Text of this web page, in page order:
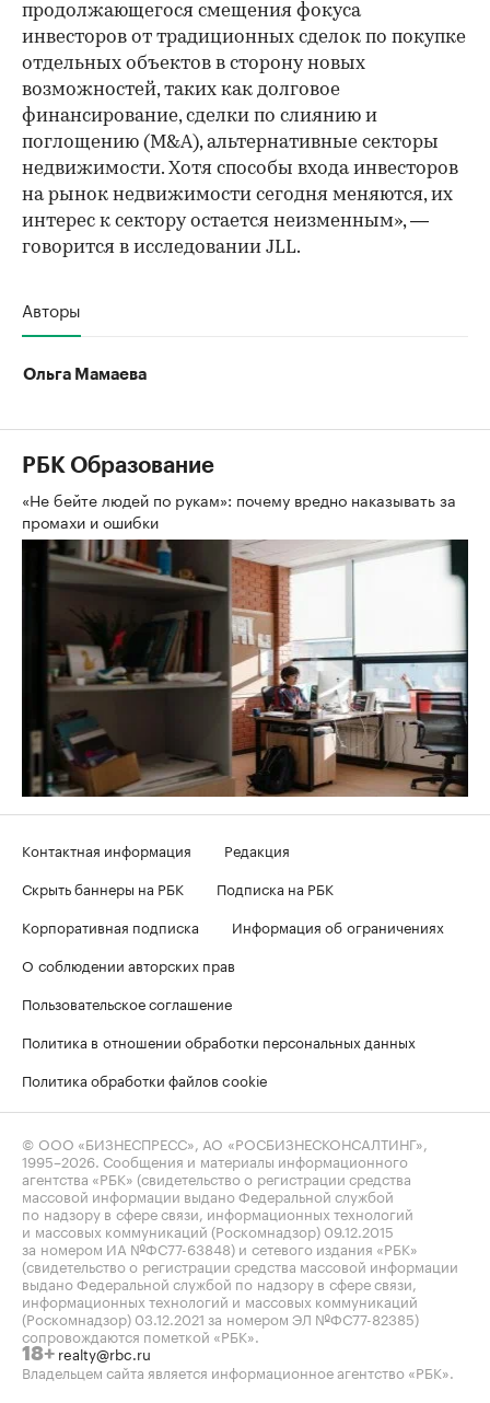
продолжающегося смещения фокуса
инвесторов от традиционных сделок по покупке
отдельных объектов в сторону новых
возможностей, таких как долговое
финансирование, сделки по слиянию и
поглощению (M&A), альтернативные секторы
недвижимости. Хотя способы входа инвесторов
на рынок недвижимости сегодня меняются, их
интерес к сектору остается неизменным», —
говорится в исследовании JLL.
Авторы
Ольга Мамаева
РБК Образование
«Не бейте людей по рукам»: почему вредно наказывать за
промахи и ошибки
Контактная информация
Редакция
Скрыть баннеры на РБК
Подписка на РБК
Корпоративная подписка
Информация об ограничениях
О соблюдении авторских прав
Пользовательское соглашение
Политика в отношении обработки персональных данных
Политика обработки файлов cookie
© ООО «БИЗНЕСПРЕСС», АО «РОСБИЗНЕСКОНСАЛТИНГ»,
1995–2026 . Сообщения и материалы информационного
агентства «РБК» (свидетельство о регистрации средства
массовой информации выдано Федеральной службой
по надзору в сфере связи, информационных технологий
и массовых коммуникаций (Роскомнадзор) 09.12.2015
за номером ИА №ФС77-63848) и сетевого издания «РБК»
(свидетельство о регистрации средства массовой информации
выдано Федеральной службой по надзору в сфере связи,
информационных технологий и массовых коммуникаций
(Роскомнадзор) 03.12.2021 за номером ЭЛ №ФС77-82385)
сопровождаются пометкой «РБК».
18+ realty@rbc.ru
Владельцем сайта является информационное агентство «РБК».